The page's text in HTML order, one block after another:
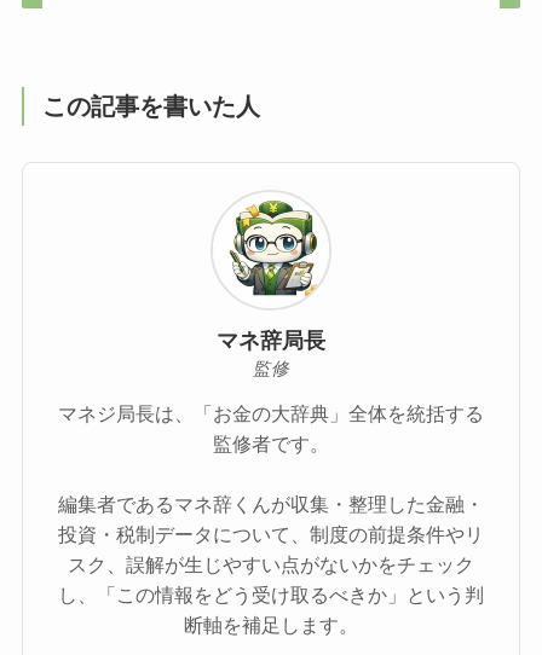
この記事を書いた人
マネ辞局長
監修
マネジ局長は、「お金の大辞典」全体を統括する
監修者です。
編集者であるマネ辞くんが収集・整理した金融・
投資・税制データについて、制度の前提条件やリ
スク、誤解が生じやすい点がないかをチェック
し、「この情報をどう受け取るべきか」という判
断軸を補足します。